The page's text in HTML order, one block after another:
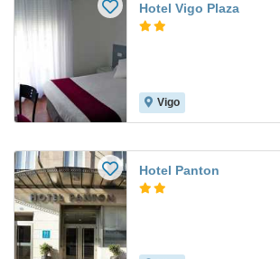
Hotel Vigo Plaza
Vigo
Hotel Panton